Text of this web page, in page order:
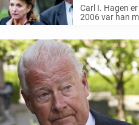
Carl I. Hagen
2006 var han